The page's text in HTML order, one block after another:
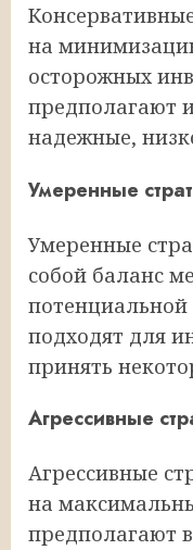
на
осторожных
предполагают
надежные,
Умеренные
Умеренные
собой баланс
подходят для
принять
Агрессивные
Агрессивные
на
предполагают